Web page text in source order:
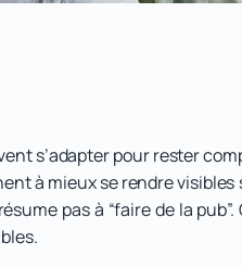
s’adapter pour rester
à mieux se rendre
pas à “faire de la